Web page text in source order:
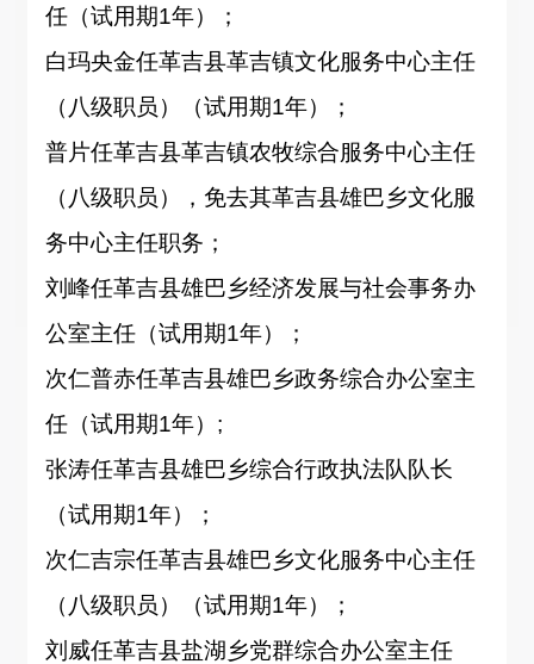
任 （试用期1年）；
白玛央金任革吉县革吉镇文化服务中心主任
（八级职员）
（试用期1年）；
普片任革吉县革吉镇农牧综合服务中心主任
（八级职员），免去其革吉县雄巴乡文化服
务中心主任职务 ；
刘峰任革吉县雄巴乡经济发展与社会事务办
公室主任 （试用期1年）；
次仁普赤任革吉县雄巴乡政务综合办公室主
任 （试用期1年） ;
张涛任革吉县雄巴乡综合行政执法队队长
（试用期1年）；
次仁吉宗任革吉县雄巴乡文化服务中心主任
（八级职员）
（试用期1年）；
刘威任革吉县盐湖乡党群综合办公室主任